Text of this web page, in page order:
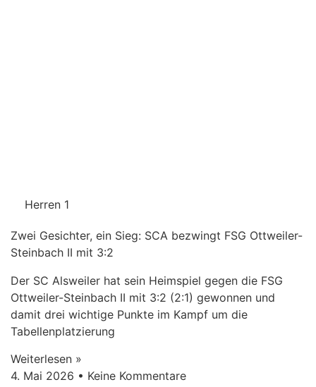
Herren 1
Zwei Gesichter, ein Sieg: SCA bezwingt FSG Ottweiler-
Steinbach II mit 3:2
Der SC Alsweiler hat sein Heimspiel gegen die FSG
Ottweiler-Steinbach II mit 3:2 (2:1) gewonnen und
damit drei wichtige Punkte im Kampf um die
Tabellenplatzierung
Weiterlesen »
4. Mai 2026
Keine Kommentare